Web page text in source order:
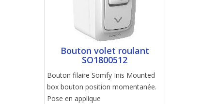
Bouton volet roulant
SO1800512
Bouton filaire Somfy Inis Mounted
box bouton position momentanée.
Pose en applique